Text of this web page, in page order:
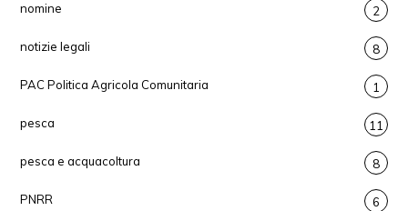
nomine 2
notizie legali 8
PAC Politica Agricola Comunitaria 1
pesca 11
pesca e acquacoltura 8
PNRR 6